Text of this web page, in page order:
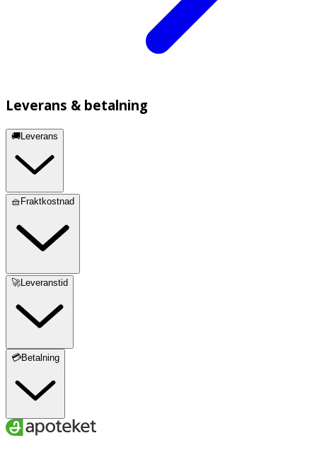
Leverans & betalning
🚚Leverans
🧺Fraktkostnad
🚀Leveranstid
💳Betalning